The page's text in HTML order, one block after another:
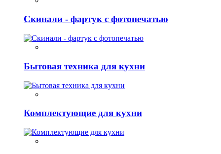
Скинали - фартук с фотопечатью
Бытовая техника для кухни
Комплектующие для кухни